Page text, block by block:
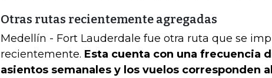
Otras rutas recientemente agregadas
Medellín - Fort Lauderdale fue otra ruta que se
recientemente. Esta cuenta con una frecuencia
asientos semanales y los vuelos corresponden al